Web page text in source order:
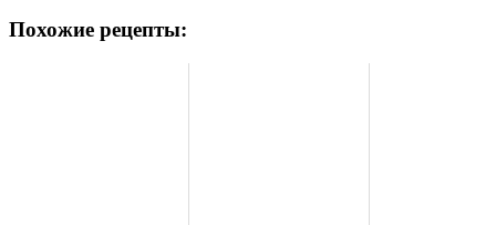
Похожие рецепты: